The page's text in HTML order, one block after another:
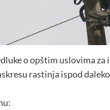
o opštim uslovima
rastinja ispod